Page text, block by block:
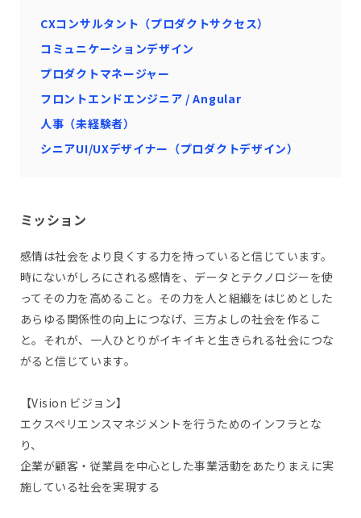
CXコンサルタント（プロダクトサクセス）
コミュニケーションデザイン
プロダクトマネージャー
フロントエンドエンジニア / Angular
人事（未経験者）
シニアUI/UXデザイナー（プロダクトデザイン）
ミッション
感情は社会をより良くする力を持っていると信じています。
時にないがしろにされる感情を、データとテクノロジーを使
ってその力を高めること。その力を人と組織をはじめとした
あらゆる関係性の向上につなげ、三方よしの社会を作るこ
と。それが、一人ひとりがイキイキと生きられる社会につな
がると信じています。
【Vision ビジョン】
エクスペリエンスマネジメントを行うためのインフラとな
り、
企業が顧客・従業員を中心とした事業活動をあたりまえに実
施している社会を実現する